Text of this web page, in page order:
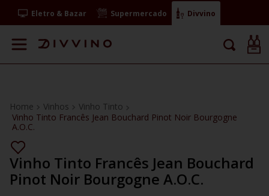
Eletro & Bazar Supermercado Divvino
Vinhos
Vinho Tinto
Vinho Tinto Francês Jean Bouchard Pinot Noir Bourgogne
A.O.C.
Vinho Tinto Francês Jean Bouchard
Pinot Noir Bourgogne A.O.C.